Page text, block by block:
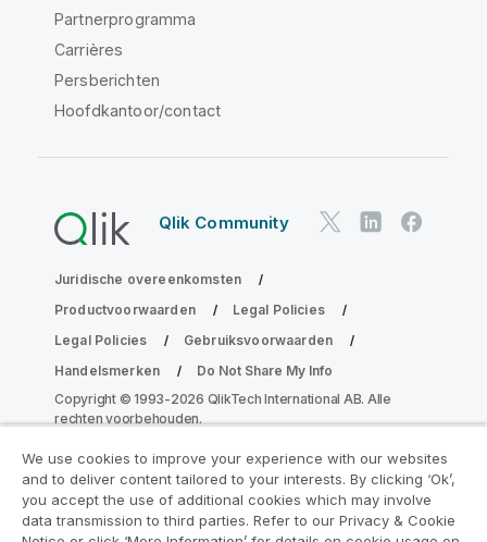
Partnerprogramma
Carrières
Persberichten
Hoofdkantoor/contact
Qlik Community
Juridische overeenkomsten
Productvoorwaarden
Legal Policies
Legal Policies
Gebruiksvoorwaarden
Handelsmerken
Do Not Share My Info
Copyright © 1993-2026 QlikTech International AB. Alle
rechten voorbehouden.
Neem deel aan het Analytics
Modernization Program
We use cookies to improve your experience with our websites
and to deliver content tailored to your interests. By clicking ‘Ok’,
you accept the use of additional cookies which may involve
data transmission to third parties. Refer to our Privacy & Cookie